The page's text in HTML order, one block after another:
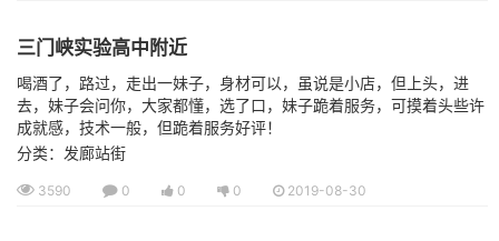
三门峡实验高中附近
喝酒了，路过，走出一妹子，身材可以，虽说是小店，但上头，进
去，妹子会问你，大家都懂，选了口，妹子跪着服务，可摸着头些许
成就感，技术一般，但跪着服务好评！
分类：发廊站街
3590 0 0 0 2019-08-30